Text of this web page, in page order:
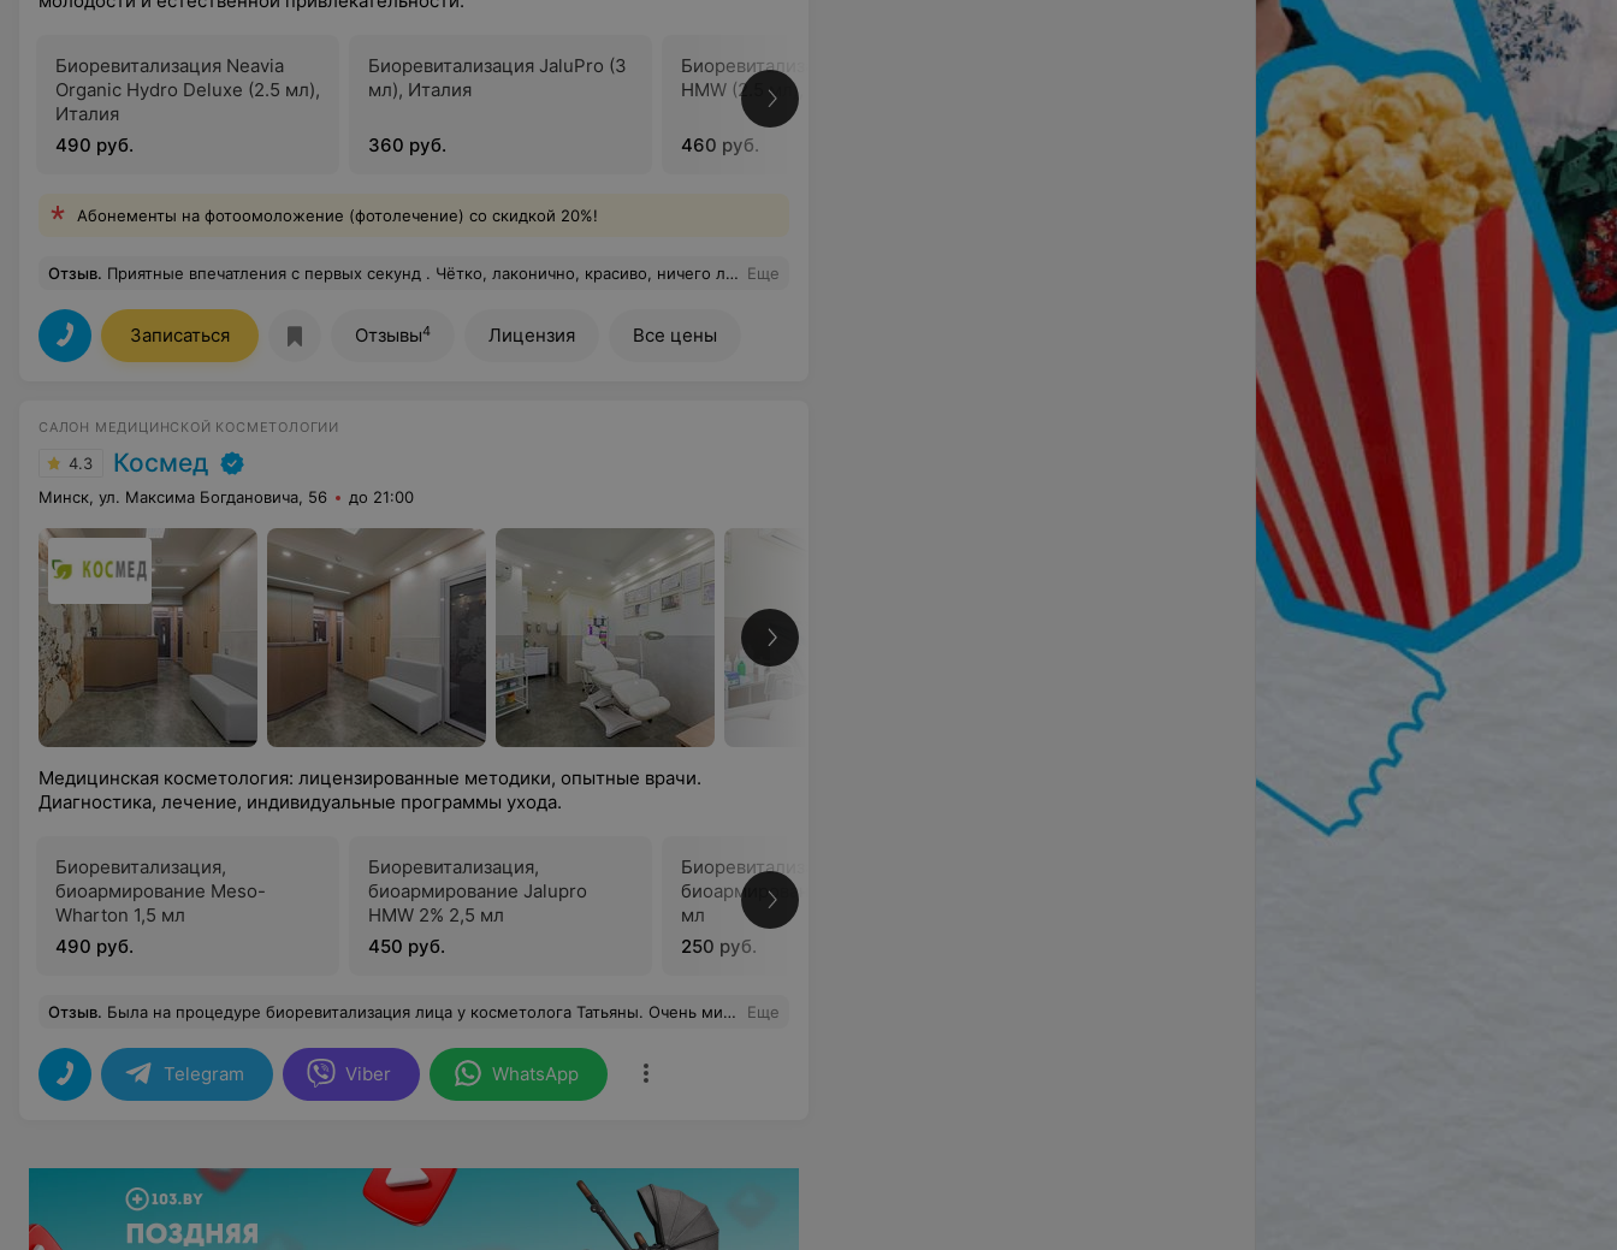
Биоревитализация Neavia
Organic Hydro Deluxe (2.5 мл),
Италия
490 руб.
Биоревитализация JaluPro (3
мл), Италия
360 руб.
Биоревитализация JaluPro
HMW (2.5 мл), Италия
460 руб.
Биоревитализация Jalupro
Young Eye (1 мл), Италия
500 руб.
Абонементы на фотоомоложение (фотолечение) со скидкой 20%!
Отзыв. Приятные впечатления с первых секунд . Чётко, лаконично, красиво, ничего лишнего . Приветливые сотрудники. Замечательный Врач Адамович Егор, профессионал, хороший психолог, общаться очень легко. Не всегда наши желания совпадают с возможностью нашего организма, и когда у врача достаточно такта и терпения, а одиним из главных его принципов "не навреди", то это безмерно восхищает! Замечательный центр, рекомендую посетить! Еще
Записаться Отзывы4 Лицензия Все цены
САЛОН МЕДИЦИНСКОЙ КОСМЕТОЛОГИИ
4.3 Космед
Минск, ул. Максима Богдановича, 56 до 21:00
Медицинская косметология: лицензированные методики, опытные врачи.
Диагностика, лечение, индивидуальные программы ухода.
Биоревитализация,
биоармирование Meso-
Wharton 1,5 мл
490 руб.
Биоревитализация,
биоармирование Jalupro
HMW 2% 2,5 мл
450 руб.
Биоревитализация,
биоармирование RRS Eyes 1,5
мл
250 руб.
Отзыв. Была на процедуре биоревитализация лица у косметолога Татьяны. Очень милая, все разъяснила, дала рекомендации . Еще
Telegram Viber WhatsApp